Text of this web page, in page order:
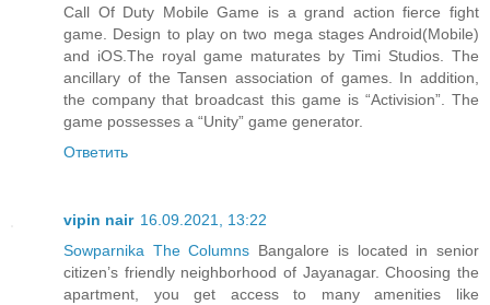
Call Of Duty Mobile Game is a grand action fierce fight
game. Design to play on two mega stages Android(Mobile)
and iOS.The royal game maturates by Timi Studios. The
ancillary of the Tansen association of games. In addition,
the company that broadcast this game is “Activision”. The
game possesses a “Unity” game generator.
Ответить
vipin nair 16.09.2021, 13:22
Sowparnika The Columns Bangalore is located in senior
citizen’s friendly neighborhood of Jayanagar. Choosing the
apartment, you get access to many amenities like